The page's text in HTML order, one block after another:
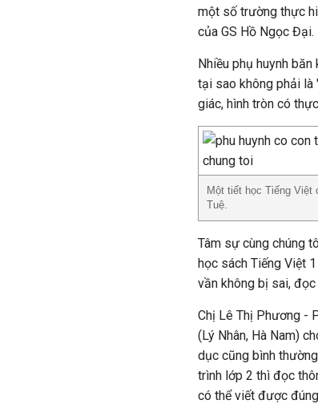
một số trường thực
của GS Hồ Ngọc Đại.
Nhiều phụ huynh
tại sao không phải là
giác, hình tròn có
Một tiết học Tiếng
Tuệ.
Tâm sự cùng chúng
học sách Tiếng Việt
vần không bị sai,
Chị Lê Thị Phương -
(Lý Nhân, Hà Nam)
dục cũng bình
trình lớp 2 thì đọc
có thể viết được